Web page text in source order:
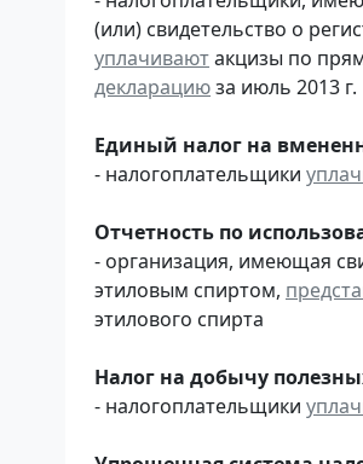
(или) свидетельство о
уплачиваютакцизы по
декларациюза июль 2013 г.
Единый налог на
- налогоплательщики
Отчетность по
- организация, имеющая
этиловым спиртом,
этилового спирта
Налог на добычу
- налогоплательщики